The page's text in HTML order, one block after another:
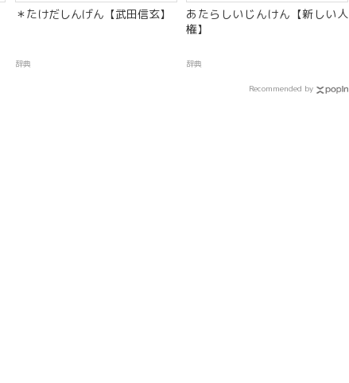
＊たけだしんげん【武田信玄】
辞典
あたらしいじんけん【新しい人
権】
辞典
Recommended by